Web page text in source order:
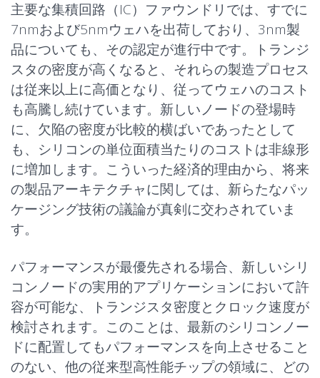
主要な集積回路（IC）ファウンドリでは、すでに
7nmおよび5nmウェハを出荷しており、3nm製
品についても、その認定が進行中です。トランジ
スタの密度が高くなると、それらの製造プロセス
は従来以上に高価となり、従ってウェハのコスト
も高騰し続けています。新しいノードの登場時
に、欠陥の密度が比較的横ばいであったとして
も、シリコンの単位面積当たりのコストは非線形
に増加します。こういった経済的理由から、将来
の製品アーキテクチャに関しては、新らたなパッ
ケージング技術の議論が真剣に交わされていま
す。
パフォーマンスが最優先される場合、新しいシリ
コンノードの実用的アプリケーションにおいて許
容が可能な、トランジスタ密度とクロック速度が
検討されます。このことは、最新のシリコンノー
ドに配置してもパフォーマンスを向上させること
のない、他の従来型高性能チップの領域に、どの